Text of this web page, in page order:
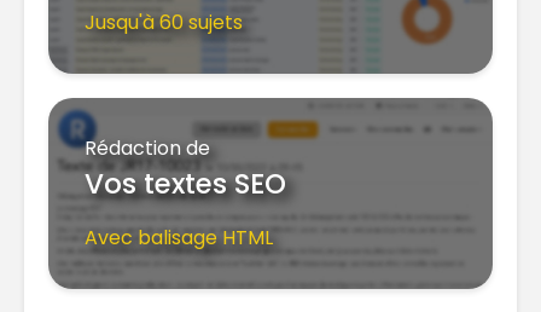
Jusqu'à 60 sujets
Rédaction de
Vos textes SEO
Avec balisage HTML